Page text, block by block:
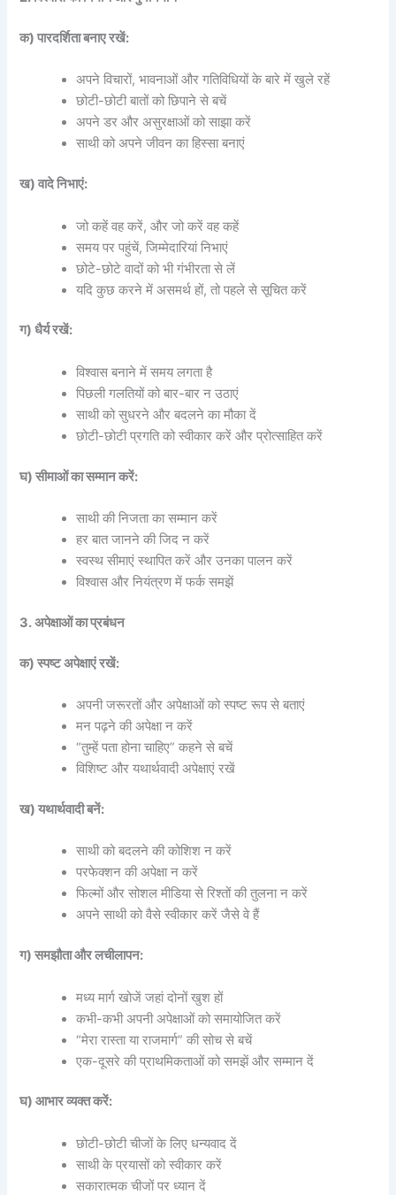
क) पारदर्शिता बनाए रखें:
अपने विचारों, भावनाओं और गतिविधियों के बारे में खुले रहें
छोटी-छोटी बातों को छिपाने से बचें
अपने डर और असुरक्षाओं को साझा करें
साथी को अपने जीवन का हिस्सा बनाएं
ख) वादे निभाएं:
जो कहें वह करें, और जो करें वह कहें
समय पर पहुंचें, जिम्मेदारियां निभाएं
छोटे-छोटे वादों को भी गंभीरता से लें
यदि कुछ करने में असमर्थ हों, तो पहले से सूचित करें
ग) धैर्य रखें:
विश्वास बनाने में समय लगता है
पिछली गलतियों को बार-बार न उठाएं
साथी को सुधरने और बदलने का मौका दें
छोटी-छोटी प्रगति को स्वीकार करें और प्रोत्साहित करें
घ) सीमाओं का सम्मान करें:
साथी की निजता का सम्मान करें
हर बात जानने की जिद न करें
स्वस्थ सीमाएं स्थापित करें और उनका पालन करें
विश्वास और नियंत्रण में फर्क समझें
3. अपेक्षाओं का प्रबंधन
क) स्पष्ट अपेक्षाएं रखें:
अपनी जरूरतों और अपेक्षाओं को स्पष्ट रूप से बताएं
मन पढ़ने की अपेक्षा न करें
“तुम्हें पता होना चाहिए” कहने से बचें
विशिष्ट और यथार्थवादी अपेक्षाएं रखें
ख) यथार्थवादी बनें:
साथी को बदलने की कोशिश न करें
परफेक्शन की अपेक्षा न करें
फिल्मों और सोशल मीडिया से रिश्तों की तुलना न करें
अपने साथी को वैसे स्वीकार करें जैसे वे हैं
ग) समझौता और लचीलापन:
मध्य मार्ग खोजें जहां दोनों खुश हों
कभी-कभी अपनी अपेक्षाओं को समायोजित करें
“मेरा रास्ता या राजमार्ग” की सोच से बचें
एक-दूसरे की प्राथमिकताओं को समझें और सम्मान दें
घ) आभार व्यक्त करें:
छोटी-छोटी चीजों के लिए धन्यवाद दें
साथी के प्रयासों को स्वीकार करें
सकारात्मक चीजों पर ध्यान दें